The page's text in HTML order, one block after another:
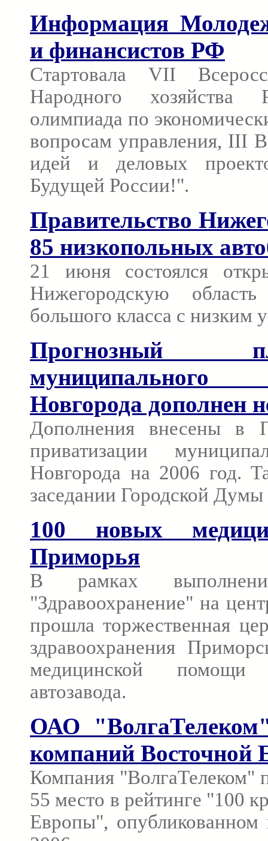
Информация
и финансистов РФ
Стартовала VII
Народного
олимпиада по
вопросам управления, III
идей и деловых
Будущей России!".
Правительство
85 низкопольных
21 июня состоялся
Нижегородскую
большого класса с низким
Прогнозный
Новгорода дополнен
Дополнения внесены в
приватизации
Новгорода на 2006 год.
заседании Городской
100 новых
Приморья
В рамках
"Здравоохранение" на
прошла торжественная
здравоохранения
медицинской помощи
автозавода.
ОАО
компаний Восточной
Компания "ВолгаТелеком"
55 место в рейтинге "100
Европы",